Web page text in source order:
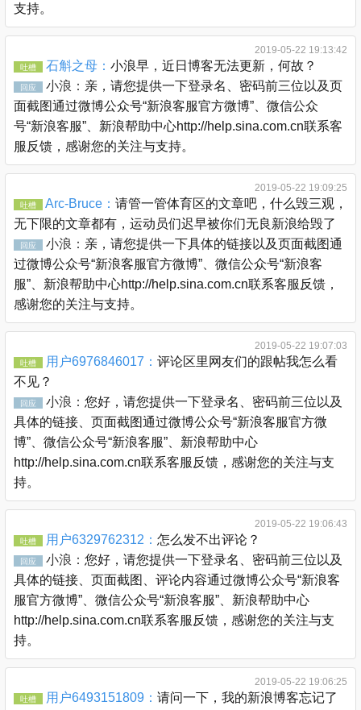
支持。
2019-05-22 19:13:42
吐槽 石斛之母： 小浪早，近日博客无法更新，何故？
回应 小浪： 亲，请您提供一下登录名、密码前三位以及页
面截图通过微博公众号“新浪客服官方微博”、微信公众
号“新浪客服”、新浪帮助中心http://help.sina.com.cn联系客
服反馈，感谢您的关注与支持。
2019-05-22 19:09:25
吐槽 Arc-Bruce： 请管一管体育区的文章吧，什么毁三观，
无下限的文章都有，运动员们迟早被你们无良新浪给毁了
回应 小浪： 亲，请您提供一下具体的链接以及页面截图通
过微博公众号“新浪客服官方微博”、微信公众号“新浪客
服”、新浪帮助中心http://help.sina.com.cn联系客服反馈，
感谢您的关注与支持。
2019-05-22 19:07:03
吐槽 用户6976846017： 评论区里网友们的跟帖我怎么看
不见？
回应 小浪： 您好，请您提供一下登录名、密码前三位以及
具体的链接、页面截图通过微博公众号“新浪客服官方微
博”、微信公众号“新浪客服”、新浪帮助中心
http://help.sina.com.cn联系客服反馈，感谢您的关注与支
持。
2019-05-22 19:06:43
吐槽 用户6329762312： 怎么发不出评论？
回应 小浪： 您好，请您提供一下登录名、密码前三位以及
具体的链接、页面截图、评论内容通过微博公众号“新浪客
服官方微博”、微信公众号“新浪客服”、新浪帮助中心
http://help.sina.com.cn联系客服反馈，感谢您的关注与支
持。
2019-05-22 19:06:25
吐槽 用户6493151809： 请问一下，我的新浪博客忘记了